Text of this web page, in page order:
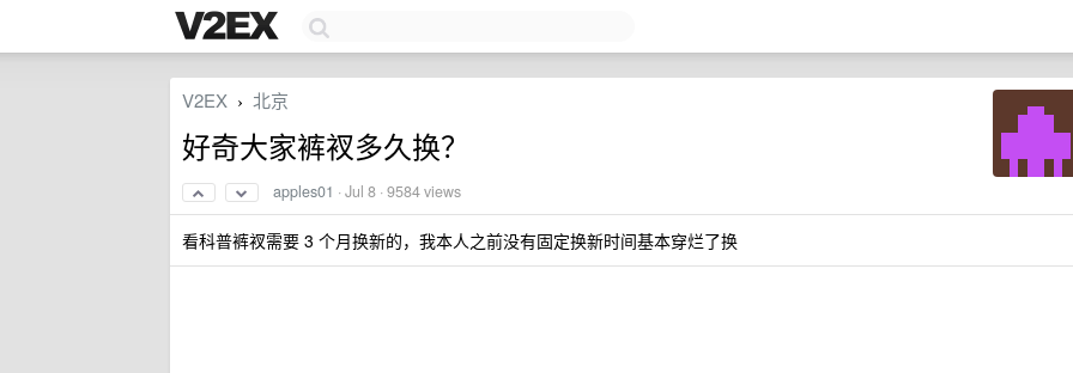
V2EX › 北京
好奇大家裤衩多久换？
apples01 ·Jul 8 · 9584 views
看科普裤衩需要 3 个月换新的，我本人之前没有固定换新时间基本穿烂了换